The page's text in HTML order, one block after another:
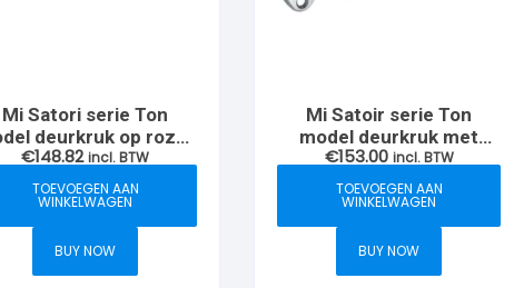
Mi Satori serie Ton
deurkruk op rozet
rond verdekt, Nikkel-
antiek/ebben
€148.82 incl. BTW
TOEVOEGEN AAN
WINKELWAGEN
BUY NOW
Mi Satoir serie Ton
model deurkruk met
patent rozet ovaal,
Chroom-mat/ebben
€153.00 incl. BTW
TOEVOEGEN AAN
WINKELWAGEN
BUY NOW